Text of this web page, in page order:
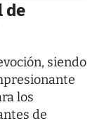
de
siendo
los
de